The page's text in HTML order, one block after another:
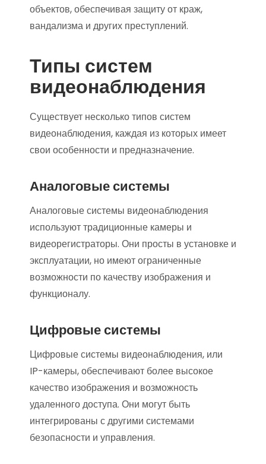
объектов, обеспечивая защиту от краж,
вандализма и других преступлений.
Типы систем
видеонаблюдения
Существует несколько типов систем
видеонаблюдения, каждая из которых имеет
свои особенности и предназначение.
Аналоговые системы
Аналоговые системы видеонаблюдения
используют традиционные камеры и
видеорегистраторы. Они просты в установке и
эксплуатации, но имеют ограниченные
возможности по качеству изображения и
функционалу.
Цифровые системы
Цифровые системы видеонаблюдения, или
IP-камеры, обеспечивают более высокое
качество изображения и возможность
удаленного доступа. Они могут быть
интегрированы с другими системами
безопасности и управления.